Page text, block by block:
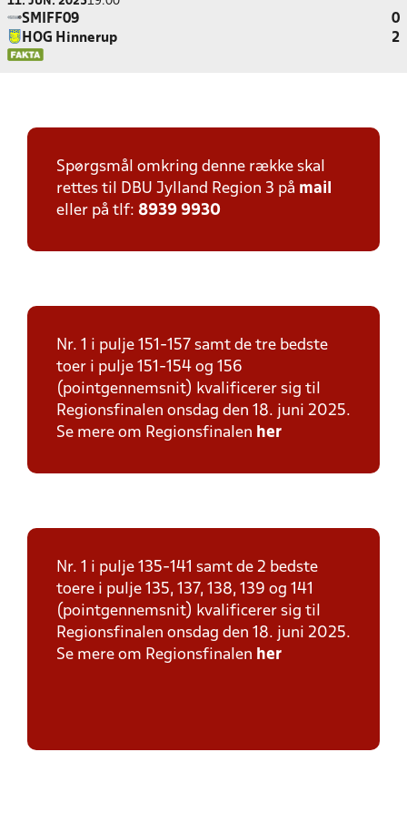
SMIFF09
0
HOG Hinnerup
2
Spørgsmål omkring denne række skal
rettes til DBU Jylland Region 3 på mail
eller på tlf: 8939 9930
Nr. 1 i pulje 151-157 samt de tre bedste
toer i pulje 151-154 og 156
(pointgennemsnit) kvalificerer sig til
Regionsfinalen onsdag den 18. juni 2025.
Se mere om Regionsfinalen her
Nr. 1 i pulje 135-141 samt de 2 bedste
toere i pulje 135, 137, 138, 139 og 141
(pointgennemsnit) kvalificerer sig til
Regionsfinalen onsdag den 18. juni 2025.
Se mere om Regionsfinalen her